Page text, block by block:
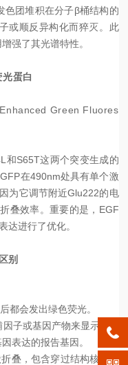
色团堆积在分子β桶结构的
或顺反异构化而猝灭。此
强了其光谱特性。
蛋白
Green Fluores
和S65T这两个突变生成的
在490nm处具有单个激
为它调节附近Glu222的电
叠效率。重要的是，EGF
达进行了优化。
别
都会发出绿色荧光。
子或基因产物来显示其颜
表达的报告基因。
叠，包含穿过结构核心的